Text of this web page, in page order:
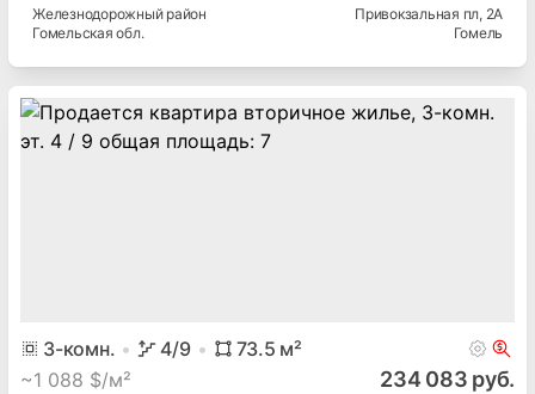
Железнодорожныйрайон
Гомельская обл.
Привокзальная пл, 2А
Гомель
3-комн. 4/9 73.5 м²
~1 088 $/м² 234 083 руб.